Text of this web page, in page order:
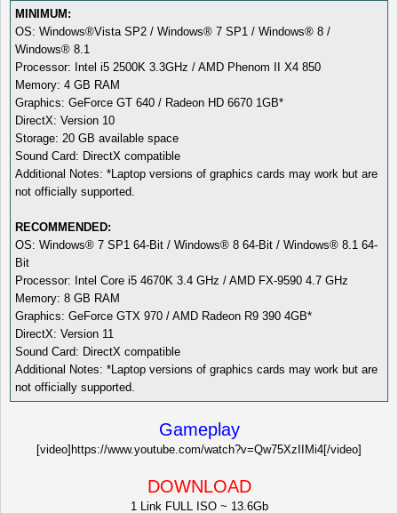
MINIMUM:
OS: Windows®Vista SP2 / Windows® 7 SP1 / Windows® 8 /
Windows® 8.1
Processor: Intel i5 2500K 3.3GHz / AMD Phenom II X4 850
Memory: 4 GB RAM
Graphics: GeForce GT 640 / Radeon HD 6670 1GB*
DirectX: Version 10
Storage: 20 GB available space
Sound Card: DirectX compatible
Additional Notes: *Laptop versions of graphics cards may work but are
not officially supported.
RECOMMENDED:
OS: Windows® 7 SP1 64-Bit / Windows® 8 64-Bit / Windows® 8.1 64-
Bit
Processor: Intel Core i5 4670K 3.4 GHz / AMD FX-9590 4.7 GHz
Memory: 8 GB RAM
Graphics: GeForce GTX 970 / AMD Radeon R9 390 4GB*
DirectX: Version 11
Sound Card: DirectX compatible
Additional Notes: *Laptop versions of graphics cards may work but are
not officially supported.
Gameplay
[video]https://www.youtube.com/watch?v=Qw75XzIIMi4[/video]
DOWNLOAD
1 Link FULL ISO ~ 13.6Gb